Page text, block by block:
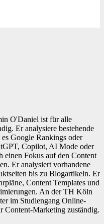
O'Daniel ist für alle
Er analysiere bestehende
Google Rankings oder
Copilot, AI Mode oder
einen Fokus auf den Content
Er analysiert vorhandene
bis zu Blogartikeln. Er
Content Templates und
An der TH Köln
im Studiengang Online-
Content-Marketing zuständig.